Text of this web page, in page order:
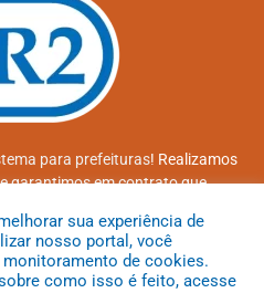
para prefeituras! Realizamos
garantimos em contrato que
Pública
sua experiência de
nosso portal, você
de cookies.
como isso é feito, acesse